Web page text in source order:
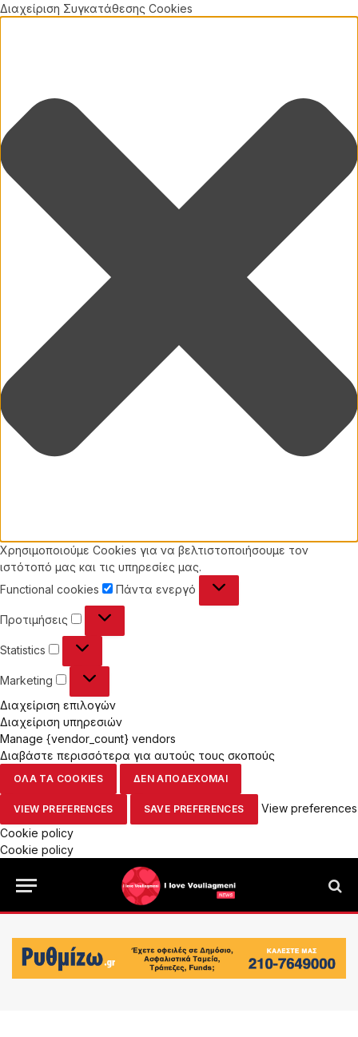
Διαχείριση Συγκατάθεσης Cookies
Χρησιμοποιούμε Cookies για να βελτιστοποιήσουμε τον
ιστότοπό μας και τις υπηρεσίες μας.
Functional cookies
Functional
Πάντα ενεργό
Προτιμήσεις Προτιμήσεις
Statistics Statistics
Marketing Marketing
Διαχείριση επιλογών
Διαχείριση υπηρεσιών
Manage {vendor_count} vendors
Διαβάστε περισσότερα για αυτούς τους σκοπούς
ΟΛΑ ΤΑ COOKIES ΔΕΝ ΑΠΟΔΕΧΟΜΑΙ
VIEW PREFERENCES SAVE PREFERENCES
View preferences
Cookie policy
Cookie policy